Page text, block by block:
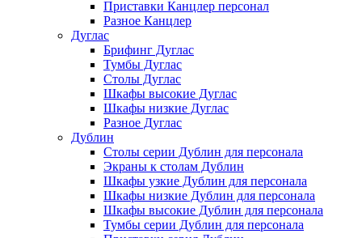
Приставки Канцлер персонал
Разное Канцлер
Дуглас
Брифинг Дуглас
Тумбы Дуглас
Столы Дуглас
Шкафы высокие Дуглас
Шкафы низкие Дуглас
Разное Дуглас
Дублин
Столы серии Дублин для персонала
Экраны к столам Дублин
Шкафы узкие Дублин для персонала
Шкафы низкие Дублин для персонала
Шкафы высокие Дублин для персонала
Тумбы серии Дублин для персонала